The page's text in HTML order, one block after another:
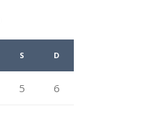
S D
5 6